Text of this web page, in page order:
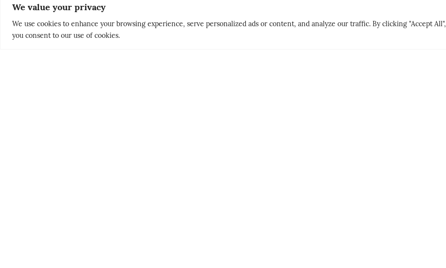
We value your privacy
We use cookies to enhance your browsing experience, serve personalized ads or content, and analyze our traffic. By clicking "Accept All",
you consent to our use of cookies.